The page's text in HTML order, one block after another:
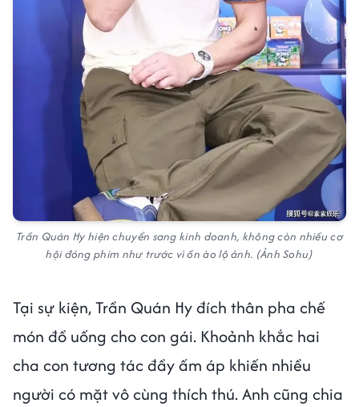
Trần Quán Hy hiện chuyển sang kinh doanh, không còn nhiều cơ
hội đóng phim như trước vì ồn ào lộ ảnh. (Ảnh Sohu)
Tại sự kiện, Trần Quán Hy đích thân pha chế
món đồ uống cho con gái. Khoảnh khắc hai
cha con tương tác đầy ấm áp khiến nhiều
người có mặt vô cùng thích thú. Anh cũng chia